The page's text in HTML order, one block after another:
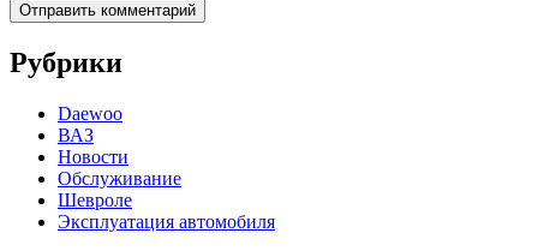
Рубрики
Daewoo
ВАЗ
Новости
Обслуживание
Шевроле
Эксплуатация автомобиля